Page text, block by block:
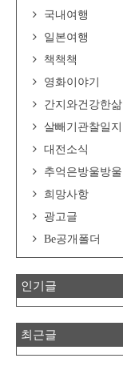
국내여행
일본여행
책책책
영화이야기
간지와건강한삶
살빼기관찰일지
대전소식
추억은방울방울
희망사항
광고글
Be공개폴더
인기글
최근글